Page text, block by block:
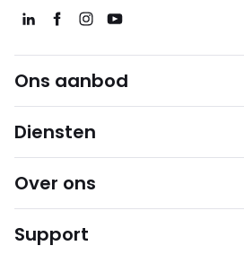
Ons aanbod
Diensten
Over ons
Support